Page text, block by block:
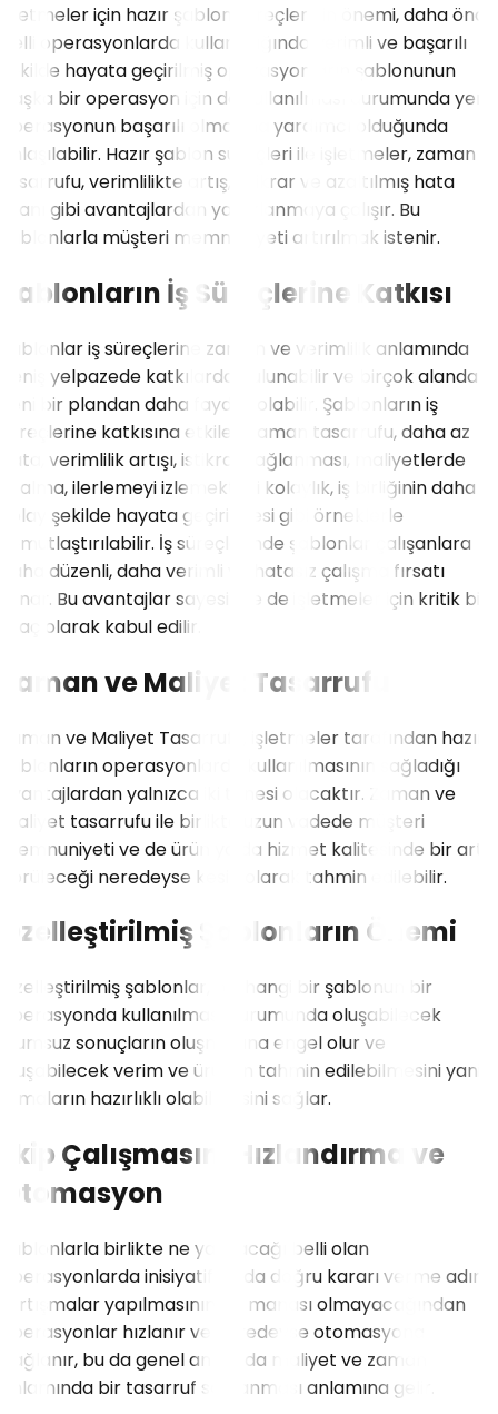
İşletmeler için hazır şablon süreçlerinin önemi, daha önce
belli operasyonlarda kullanıldığında verimli ve başarılı
şekilde hayata geçirilmiş operasyonların şablonunun
başka bir operasyon için de kullanılması durumunda yeni
operasyonun başarılı olmasına yardımcı olduğunda
anlaşılabilir. Hazır şablon süreçleri ile işletmeler, zaman
tasarrufu, verimlilikte artış, istikrar ve azaltılmış hata
oranı gibi avantajlardan yararlanmaya çalışır. Bu
şablonlarla müşteri memnuniyeti artırılmak istenir.
Şablonların İş Süreçlerine Katkısı
Şablonlar iş süreçlerine zaman ve verimlilik anlamında
geniş yelpazede katkılarda bulunabilir ve birçok alanda
yeni bir plandan daha faydalı olabilir. Şablonların iş
süreçlerine katkısına etkileri zaman tasarrufu, daha az
hata, verimlilik artışı, istikrar sağlanması, maliyetlerde
azalma, ilerlemeyi izlemekteki kolaylık, iş birliğinin daha
kolay şekilde hayata geçirilmesi gibi örneklerle
somutlaştırılabilir. İş süreçlerinde şablonlar çalışanlara
daha düzenli, daha verimli ve hatasız çalışma fırsatı
sunar. Bu avantajlar sayesinde de işletmeler için kritik bir
araç olarak kabul edilir.
Zaman ve Maliyet Tasarrufu
Zaman ve Maliyet Tasarrufu, işletmeler tarafından hazır
şablonların operasyonlarda kullanılmasının sağladığı
avantajlardan yalnızca iki tanesi olacaktır. Zaman ve
maliyet tasarrufu ile birlikte uzun vadede müşteri
memnuniyeti ve de ürün ya da hizmet kalitesinde bir artı
görüleceği neredeyse kesin olarak tahmin edilebilir.
Özelleştirilmiş Şablonların Önemi
Özelleştirilmiş şablonlar, herhangi bir şablonun bir
operasyonda kullanılması durumunda oluşabilecek
olumsuz sonuçların oluşmasına engel olur ve
oluşabilecek verim ve ürünün tahmin edilebilmesini yani
firmaların hazırlıklı olabilmesini sağlar.
Ekip Çalışmasını Hızlandırma ve
Otomasyon
Şablonlarla birlikte ne yapılacağı belli olan
operasyonlarda inisiyatif ya da doğru kararı verme adına
tartışmalar yapılmasının bir manası olmayacağından
operasyonlar hızlanır ve neredeyse otomasyona
bağlanır, bu da genel anlamda maliyet ve zaman
anlamında bir tasarruf sağlanması anlamına gelir.